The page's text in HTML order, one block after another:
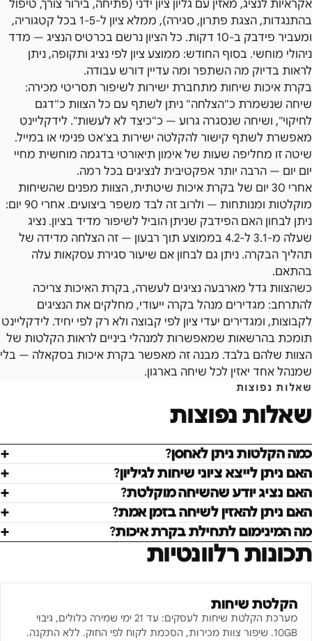
אקראיות לנציג, מאזין עם גליון ציון ידני (פתיחה, בירור צורך, טיפול
בהתנגדות, הצגת פתרון, סגירה), ממלא ציון ל-1-5 בכל קטגוריה,
ומעביר פידבק ב-10 דקות. כל הציון נרשם בכרטיס הנציג — מדד
ניהולי מוחשי. בסוף החודש: ממוצע ציון לפי נציג ותקופה, ניתן
לראות בדיוק מה השתפר ומה עדיין דורש עבודה.
בקרת איכות שיחות מתחברת ישירות לשיפור תסריטי מכירה:
שיחה שנשמרת כ"הצלחה" ניתן לשתף עם כל הצוות כ"דגם
לחיקוי", ושיחה שנסגרה גרוע — כ"כיצד לא לעשות". לידקליינט
מאפשרת לשתף קישור להקלטה ישירות בצ'אט פנימי או במייל.
שיטה זו מחליפה שעות של אימון תיאורטי בדגמה מוחשית מחיי
יום יום — הרבה יותר אפקטיבית לנציגים בכל רמה.
אחרי 30 יום של בקרת איכות שיטתית, הצוות מפנים שהשיחות
מוקלטות ומנותחות — ולרוב זה לבד משפר ביצועים. אחרי 90 יום:
ניתן לבחון האם הפידבק שניתן הוביל לשיפור מדיד בציון. נציג
שעלה מ-3.1 ל-4.2 בממוצע תוך רבעון — זה הצלחה מדידה של
תהליך הבקרה. ניתן גם לבחון אם שיעור סגירת עסקאות עלה
בהתאם.
כשהצוות גדל מארבעה נציגים לעשרה, בקרת האיכות צריכה
להתרחב: מגדירים מנהל בקרה ייעודי, מחלקים את הנציגים
לקבוצות, ומגדירים יעדי ציון לפי קבוצה ולא רק לפי יחיד. לידקליינט
תומכת בהרשאות שמאפשרות למנהלי ביניים לראות הקלטות של
הצוות שלהם בלבד. מבנה זה מאפשר בקרת איכות בסקאלה — בלי
שמנהל אחד יאזין לכל שיחה בארגון.
שאלות נפוצות
שאלות נפוצות
כמה הקלטות ניתן לאחסן?
האם ניתן לייצא ציוני שיחות לגיליון?
האם נציג יודע שהשיחה מוקלטת?
האם ניתן להאזין לשיחה בזמן אמת?
מה המינימום לתחילת בקרת איכות?
תכונות רלוונטיות
הקלטת שיחות
מערכת הקלטת שיחות לעסקים: עד 21 ימי שמירה כלולים, גיבוי
10GB. שיפור צוות מכירות, הסכמת לקוח לפי החוק. ללא התקנה.